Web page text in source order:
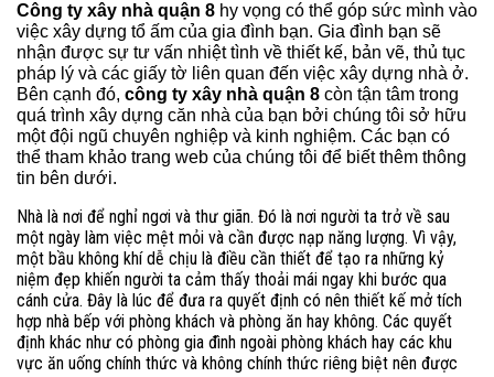
Công ty xây nhà quận 8 hy vọng có thể góp sức mình vào
việc xây dựng tổ ấm của gia đình bạn. Gia đình bạn sẽ
nhận được sự tư vấn nhiệt tình về thiết kế, bản vẽ, thủ tục
pháp lý và các giấy tờ liên quan đến việc xây dựng nhà ở.
Bên cạnh đó, công ty xây nhà quận 8 còn tận tâm trong
quá trình xây dựng căn nhà của bạn bởi chúng tôi sở hữu
một đội ngũ chuyên nghiệp và kinh nghiệm. Các bạn có
thể tham khảo trang web của chúng tôi để biết thêm thông
tin bên dưới.
Nhà là nơi để nghỉ ngơi và thư giãn. Đó là nơi người ta trở về sau
một ngày làm việc mệt mỏi và cần được nạp năng lượng. Vì vậy,
một bầu không khí dễ chịu là điều cần thiết để tạo ra những kỷ
niệm đẹp khiến người ta cảm thấy thoải mái ngay khi bước qua
cánh cửa. Đây là lúc để đưa ra quyết định có nên thiết kế mở tích
hợp nhà bếp với phòng khách và phòng ăn hay không. Các quyết
định khác như có phòng gia đình ngoài phòng khách hay các khu
vực ăn uống chính thức và không chính thức riêng biệt nên được